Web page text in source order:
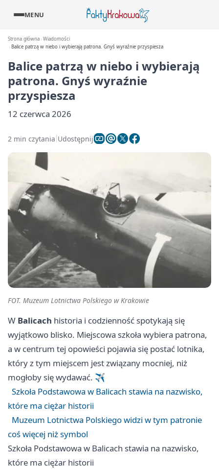
MENU
Strona główna Wiadomości
Balice patrzą w niebo i wybierają patrona. Gnyś wyraźnie przyspiesza
Balice patrzą w niebo i wybierają
patrona. Gnyś wyraźnie
przyspiesza
12 czerwca 2026
2 min czytania Udostępnij
FOT. Muzeum Lotnictwa Polskiego w Krakowie
W Balicach historia i codzienność spotykają się
wyjątkowo blisko. Miejscowa szkoła wybiera patrona,
a w centrum tej opowieści pojawia się postać lotnika,
który z tym miejscem jest związany mocniej, niż
mogłoby się wydawać. ✈️
Szkoła Podstawowa w Balicach stawia na nazwisko,
które ma ciężar historii
Muzeum Lotnictwa Polskiego widzi w tym patronie
coś więcej niż symbol
Szkoła Podstawowa w Balicach stawia na nazwisko,
które ma ciężar historii